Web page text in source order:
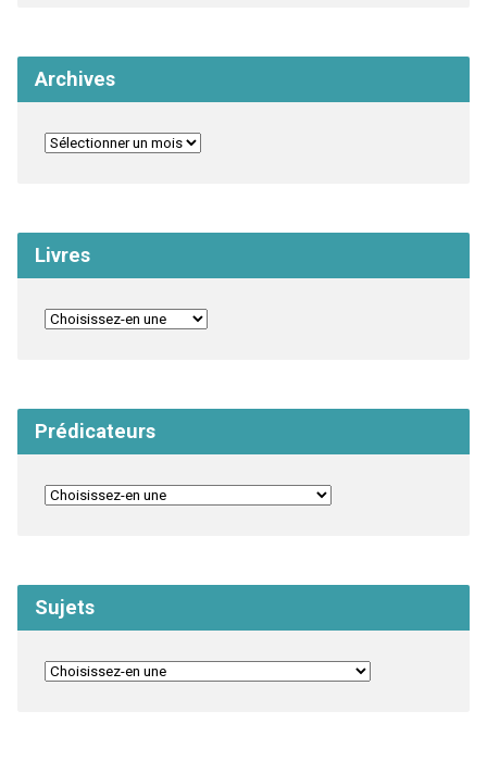
Archives
Livres
Prédicateurs
Sujets